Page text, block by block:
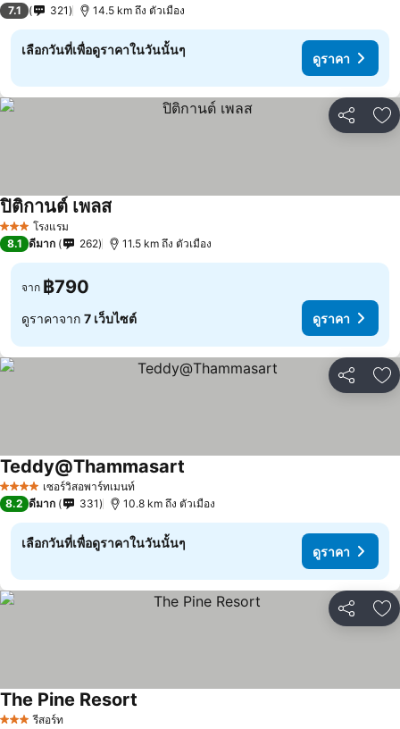
7.1 321 14.5 km ถึง ตัวเมือง
เลือกวันที่เพื่อดูราคาในวันนั้นๆ
ดูราคา
แชร์ เ
3 ดาว โรงแรม
ปิติกานต์ เพลส
8.1 ดีมาก 262 11.5 km ถึง ตัวเมือง
จาก ฿790
ดูราคาจาก 7 เว็บไซต์ ดูราคา
แชร์ เ
4 ดาว เซอร์วิสอพาร์ทเมนท์
Teddy@Thammasart
8.2 ดีมาก 331 10.8 km ถึง ตัวเมือง
เลือกวันที่เพื่อดูราคาในวันนั้นๆ
ดูราคา
แชร์ เ
3 ดาว รีสอร์ท
The Pine Resort